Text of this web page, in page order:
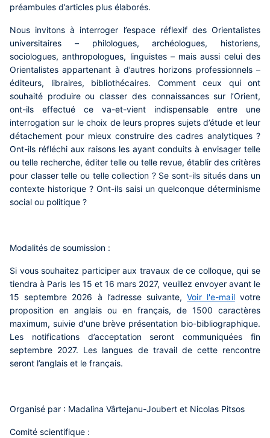
préambules d’articles plus élaborés.
Nous invitons à interroger l’espace réflexif des Orientalistes
universitaires – philologues, archéologues, historiens,
sociologues, anthropologues, linguistes – mais aussi celui des
Orientalistes appartenant à d’autres horizons professionnels –
éditeurs, libraires, bibliothécaires. Comment ceux qui ont
souhaité produire ou classer des connaissances sur l’Orient,
ont-ils effectué ce va-et-vient indispensable entre une
interrogation sur le choix de leurs propres sujets d’étude et leur
détachement pour mieux construire des cadres analytiques ?
Ont-ils réfléchi aux raisons les ayant conduits à envisager telle
ou telle recherche, éditer telle ou telle revue, établir des critères
pour classer telle ou telle collection ? Se sont-ils situés dans un
contexte historique ? Ont-ils saisi un quelconque déterminisme
social ou politique ?
Modalités de soumission :
Si vous souhaitez participer aux travaux de ce colloque, qui se
tiendra à Paris les 15 et 16 mars 2027, veuillez envoyer avant le
15 septembre 2026 à l’adresse suivante,Voir l'e-mailvotre
proposition en anglais ou en français, de 1500 caractères
maximum, suivie d'une brève présentation bio-bibliographique.
Les notifications d’acceptation seront communiquées fin
septembre 2027. Les langues de travail de cette rencontre
seront l’anglais et le français.
Organisé par : Madalina Vârtejanu-Joubert et Nicolas Pitsos
Comité scientifique :